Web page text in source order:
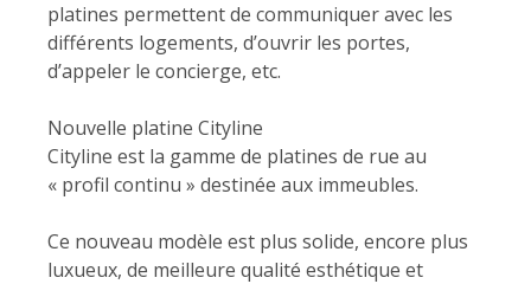
platines permettent de communiquer avec les
différents logements, d’ouvrir les portes,
d’appeler le concierge, etc.
Nouvelle platine Cityline
Cityline est la gamme de platines de rue au
« profil continu » destinée aux immeubles.
Ce nouveau modèle est plus solide, encore plus
luxueux, de meilleure qualité esthétique et